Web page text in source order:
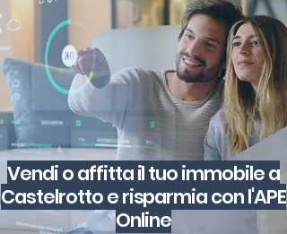
Vendi o affitta il tuo immobile a
Castelrotto e risparmia con l'APE
Online